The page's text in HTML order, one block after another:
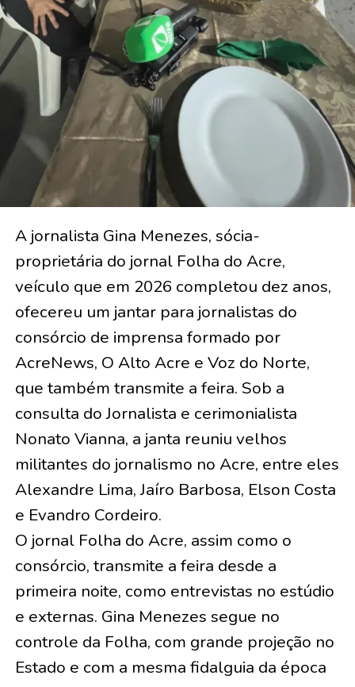
A jornalista Gina Menezes, sócia-
proprietária do jornal Folha do Acre,
veículo que em 2026 completou dez anos,
ofecereu um jantar para jornalistas do
consórcio de imprensa formado por
AcreNews, O Alto Acre e Voz do Norte,
que também transmite a feira. Sob a
consulta do Jornalista e cerimonialista
Nonato Vianna, a janta reuniu velhos
militantes do jornalismo no Acre, entre eles
Alexandre Lima, Jaíro Barbosa, Elson Costa
e Evandro Cordeiro.
O jornal Folha do Acre, assim como o
consórcio, transmite a feira desde a
primeira noite, como entrevistas no estúdio
e externas. Gina Menezes segue no
controle da Folha, com grande projeção no
Estado e com a mesma fidalguia da época